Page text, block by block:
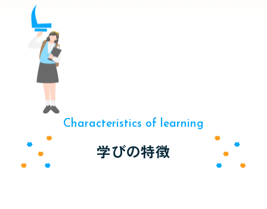
Characteristics of learning
学びの特徴